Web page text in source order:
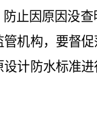
止因原因没
机构，要督
计防水标准